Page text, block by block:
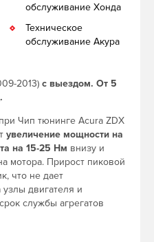
обслуживание Хонда
Техническое
обслуживание Акура
2013) с выездом. От 5
Чип тюнинге Acura ZDX
увеличение мощности на
на 15-25 Нм внизу и
мотора. Прирост пиковой
что не дает
двигателя и
службы агрегатов